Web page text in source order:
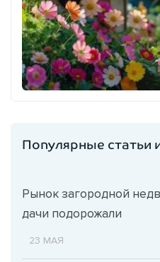
Популярные статьи
Рынок загородной
дачи подорожали
23 МАЯ